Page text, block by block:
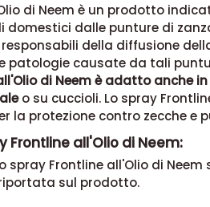
di Neem è un prodotto
domestici dalle punture di
della diffusione
patologie causate da tali
di Neem è adatto anche
o su cuccioli. Lo spray
la protezione contro zecche e
Frontline all'Olio di Neem:
spray Frontline all'Olio di Neem
sul prodotto.